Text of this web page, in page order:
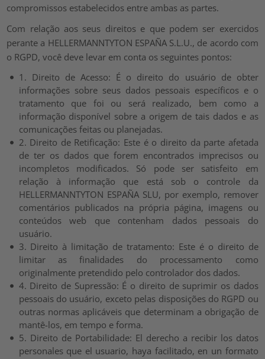
compromissos estabelecidos entre ambas as partes.
Com relação aos seus direitos e que podem ser exercidos
perante a HELLERMANNTYTON ESPAÑA S.L.U., de acordo com
o RGPD, você deve levar em conta os seguintes pontos:
1. Direito de Acesso: É o direito do usuário de obter
informações sobre seus dados pessoais específicos e o
tratamento que foi ou será realizado, bem como a
informação disponível sobre a origem de tais dados e as
comunicações feitas ou planejadas.
2. Direito de Retificação: Este é o direito da parte afetada
de ter os dados que forem encontrados imprecisos ou
incompletos modificados. Só pode ser satisfeito em
relação à informação que está sob o controle da
HELLERMANNTYTON ESPAÑA SLU, por exemplo, remover
comentários publicados na própria página, imagens ou
conteúdos web que contenham dados pessoais do
usuário.
3. Direito à limitação de tratamento: Este é o direito de
limitar as finalidades do processamento como
originalmente pretendido pelo controlador dos dados.
4. Direito de Supressão: É o direito de suprimir os dados
pessoais do usuário, exceto pelas disposições do RGPD ou
outras normas aplicáveis que determinam a obrigação de
mantê-los, em tempo e forma.
5. Direito de Portabilidade: El derecho a recibir los datos
personales que el usuario, haya facilitado, en un formato